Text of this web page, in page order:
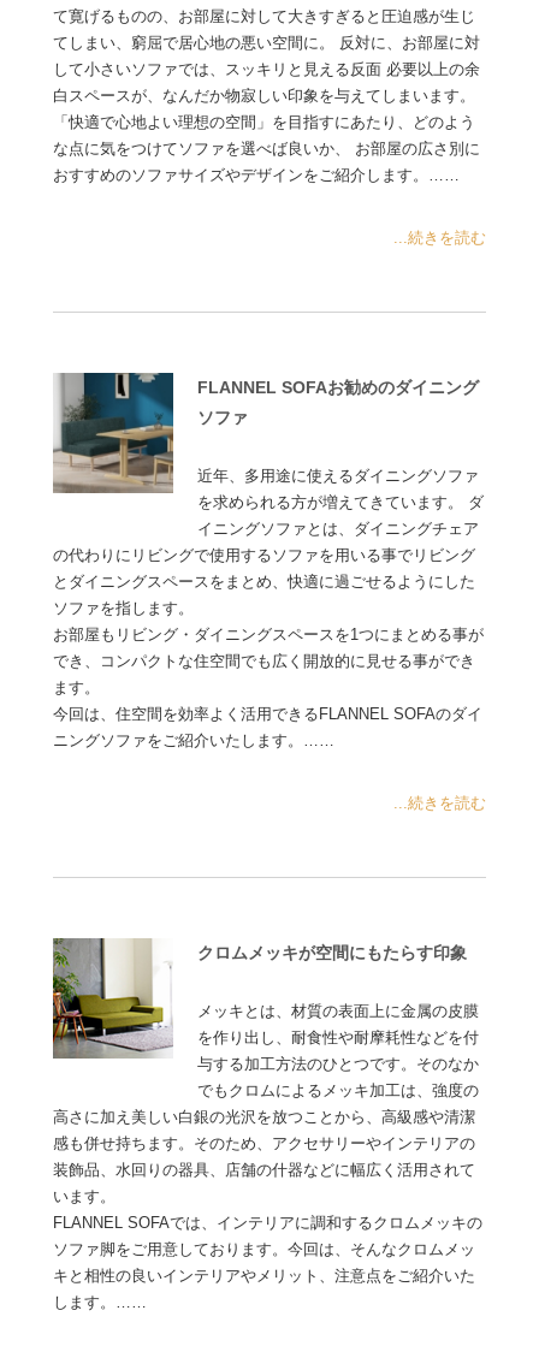
て寛げるものの、お部屋に対して大きすぎると圧迫感が生じ
てしまい、窮屈で居心地の悪い空間に。 反対に、お部屋に対
して小さいソファでは、スッキリと見える反面 必要以上の余
白スペースが、なんだか物寂しい印象を与えてしまいます。
「快適で心地よい理想の空間」を目指すにあたり、どのよう
な点に気をつけてソファを選べば良いか、 お部屋の広さ別に
おすすめのソファサイズやデザインをご紹介します。……
...続きを読む
FLANNEL SOFAお勧めのダイニング
ソファ
近年、多用途に使えるダイニングソファ
を求められる方が増えてきています。 ダ
イニングソファとは、ダイニングチェア
の代わりにリビングで使用するソファを用いる事でリビング
とダイニングスペースをまとめ、快適に過ごせるようにした
ソファを指します。
お部屋もリビング・ダイニングスペースを1つにまとめる事が
でき、コンパクトな住空間でも広く開放的に見せる事ができ
ます。
今回は、住空間を効率よく活用できるFLANNEL SOFAのダイ
ニングソファをご紹介いたします。……
...続きを読む
クロムメッキが空間にもたらす印象
メッキとは、材質の表面上に金属の皮膜
を作り出し、耐食性や耐摩耗性などを付
与する加工方法のひとつです。そのなか
でもクロムによるメッキ加工は、強度の
高さに加え美しい白銀の光沢を放つことから、高級感や清潔
感も併せ持ちます。そのため、アクセサリーやインテリアの
装飾品、水回りの器具、店舗の什器などに幅広く活用されて
います。
FLANNEL SOFAでは、インテリアに調和するクロムメッキの
ソファ脚をご用意しております。今回は、そんなクロムメッ
キと相性の良いインテリアやメリット、注意点をご紹介いた
します。……